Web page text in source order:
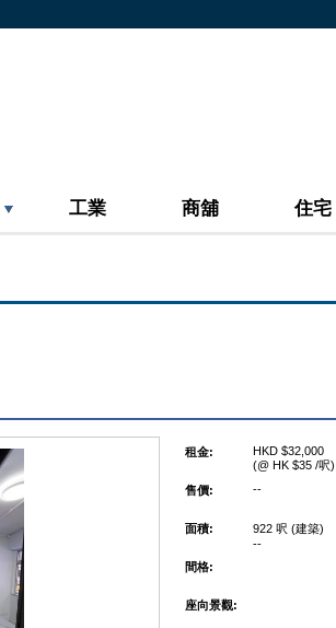
工業 商舖 住宅
租金:
HKD $32,000
(@ HK $35 /呎)
售價:
--
面積:
922 呎 (建築)
--
間格:
座向景觀: